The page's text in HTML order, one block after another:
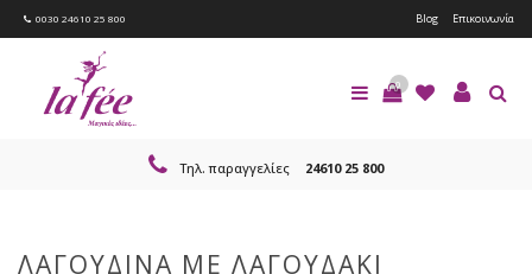
0030 24610 25 800 Blog Επικοινωνία
0
Τηλ. παραγγελίες 24610 25 800
ΛΑΓΟΥΔΙΝΑ ΜΕ ΛΑΓΟΥΔΑΚΙ